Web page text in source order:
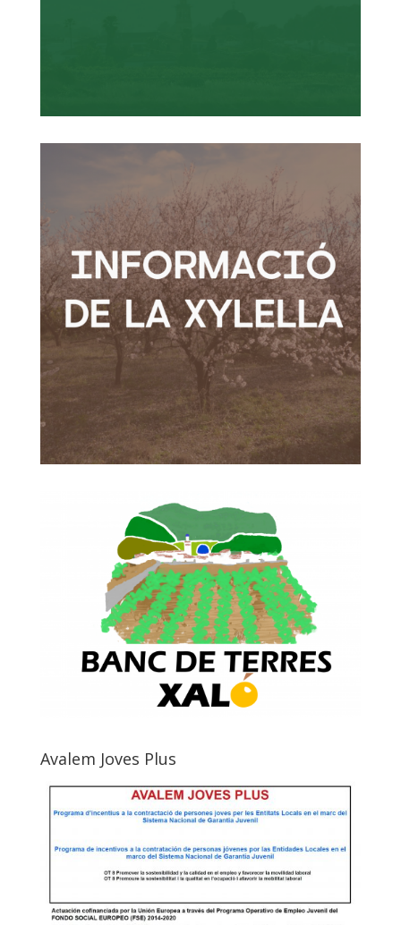
Avalem Joves Plus